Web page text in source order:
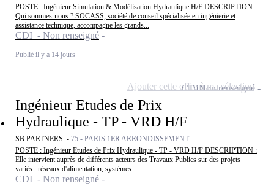
POSTE : Ingénieur Simulation & Modélisation Hydraulique H/F DESCRIPTION :
Qui sommes-nous ? SOCASS, société de conseil spécialisée en ingénierie et
assistance technique, accompagne les grands...
CDI - Non renseigné
Publié il y a 14 jours
Ingénieur Etudes de Prix
Hydraulique - TP - VRD H/F
SB PARTNERS - 75 - PARIS 1ER ARRONDISSEMENT
POSTE : Ingénieur Etudes de Prix Hydraulique - TP - VRD H/F DESCRIPTION :
Elle intervient auprès de différents acteurs des Travaux Publics sur des projets
variés : réseaux d'alimentation, systèmes...
CDI - Non renseigné
CDINon renseigné
Ajouter cette offre à ma sélection